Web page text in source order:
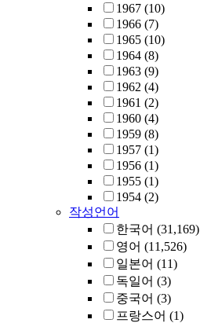
1967 (10)
1966 (7)
1965 (10)
1964 (8)
1963 (9)
1962 (4)
1961 (2)
1960 (4)
1959 (8)
1957 (1)
1956 (1)
1955 (1)
1954 (2)
작성언어
한국어 (31,169)
영어 (11,526)
일본어 (11)
독일어 (3)
중국어 (3)
프랑스어 (1)